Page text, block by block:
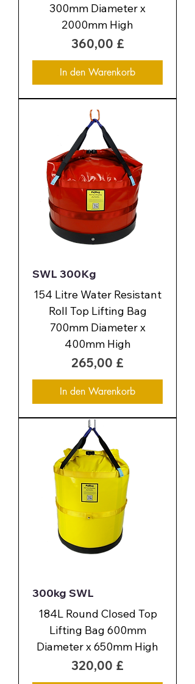
300mm Diameter x
2000mm High
Preis
360,00 £
In den Warenkorb
SWL 300Kg
154 Litre Water Resistant
Roll Top Lifting Bag
700mm Diameter x
400mm High
Preis
265,00 £
In den Warenkorb
300kg SWL
184L Round Closed Top
Lifting Bag 600mm
Diameter x 650mm High
Preis
320,00 £